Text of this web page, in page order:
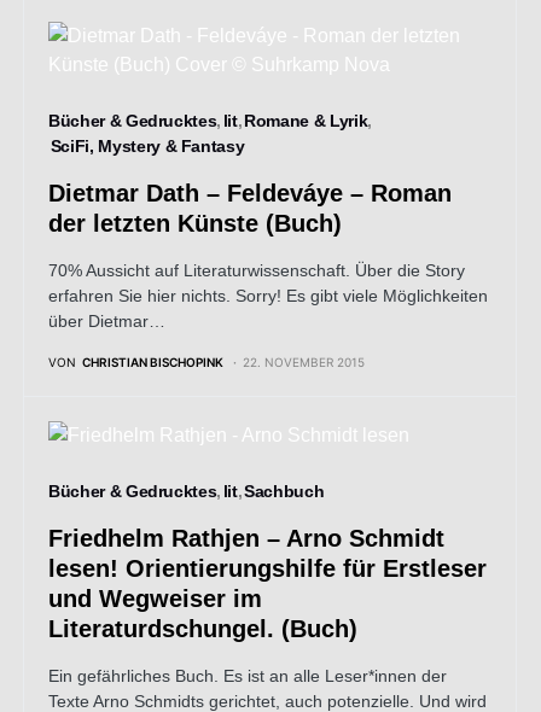
Bücher & Gedrucktes lit Romane & Lyrik
SciFi, Mystery & Fantasy
Dietmar Dath – Feldeváye – Roman
der letzten Künste (Buch)
70% Aussicht auf Literaturwissenschaft. Über die Story
erfahren Sie hier nichts. Sorry! Es gibt viele Möglichkeiten
über Dietmar…
VON CHRISTIAN BISCHOPINK 22. NOVEMBER 2015
Bücher & Gedrucktes lit Sachbuch
Friedhelm Rathjen – Arno Schmidt
lesen! Orientierungshilfe für Erstleser
und Wegweiser im
Literaturdschungel. (Buch)
Ein gefährliches Buch. Es ist an alle Leser*innen der
Texte Arno Schmidts gerichtet, auch potenzielle. Und wird